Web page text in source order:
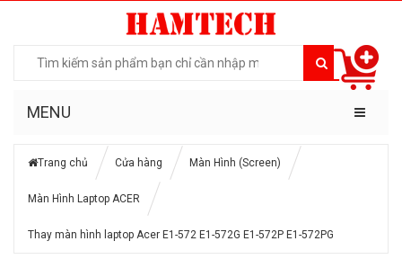
MENU
Trang chủ Cửa hàng Màn Hình (Screen)
Màn Hình Laptop ACER
Thay màn hình laptop Acer E1-572 E1-572G E1-572P E1-572PG